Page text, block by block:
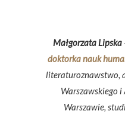
Małgorzata Lipska
doktorka nauk
literaturoznawstwo,
Warszawskiego
Warszawie,